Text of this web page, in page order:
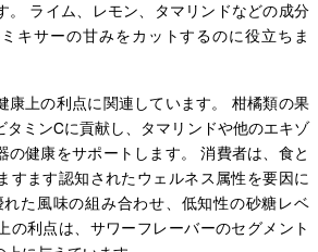
。 ライム、レモン、タマリンドなどの成分
キサーの甘みをカットするのに役立ちま
康上の利点に関連しています。 柑橘類の果
タミンCに貢献し、タマリンドや他のエキゾ
の健康をサポートします。 消費者は、食と
すます認知されたウェルネス属性を要因に
た風味の組み合わせ、低知性の砂糖レベ
の利点は、サワーフレーバーのセグメント